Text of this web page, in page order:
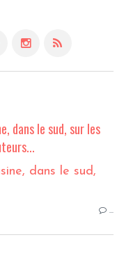
dans le sud, sur les
…